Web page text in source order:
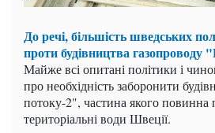
До речі, більшість шведських
проти будівництва газопроводу
Майже всі опитані політики і
про необхідність заборонити
потоку-2", частина якого повинна
територіальні води Швеції.